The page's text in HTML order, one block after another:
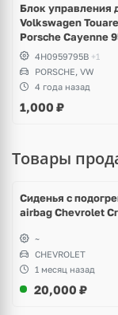
Блок управления
Volkswagen
Porsche Cayenne
4H0959795B +1
PORSCHE, VW
4 года назад
1,000 ₽
Товары
Сиденья с
airbag Chevrolet
~
CHEVROLET
1 месяц назад
20,000 ₽